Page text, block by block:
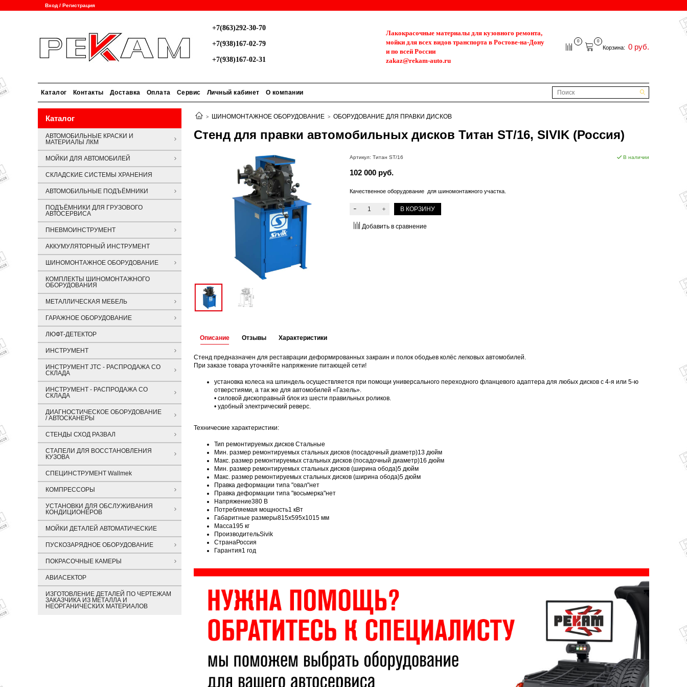
Вход / Регистрация
+7(863)292-30-70
+7(938)167-02-79
+7(938)167-02-31
Лакокрасочные материалы для кузовного ремонта,
мойки для всех видов транспорта в Ростове-на-Дону
и по всей России
zakaz@rekam-auto.ru
0 0
Корзина: 0 руб.
Каталог Контакты Доставка Оплата Сервис Личный кабинет О компании
ШИНОМОНТАЖНОЕ ОБОРУДОВАНИЕ ОБОРУДОВАНИЕ ДЛЯ ПРАВКИ ДИСКОВ
Стенд для правки автомобильных дисков Титан ST/16, SIVIK (Россия)
Артикул: Титан ST/16 В наличии
102 000 руб.
Качественное оборудование для шиномонтажного участка.
В КОРЗИНУ
Добавить в сравнение
Описание
Стенд предназначен для реставрации деформированных закраин и полок ободьев колёс легковых автомобилей.
При заказе товара уточняйте напряжение питающей сети!
установка колеса на шпиндель осуществляется при помощи универсального переходного фланцевого адаптера для любых дисков с 4-я или 5-ю
отверстиями, а так же для автомобилей «Газель».
• силовой дископравный блок из шести правильных роликов.
• удобный электрический реверс.
Технические характеристики:
Тип ремонтируемых дисков Стальные
Мин. размер ремонтируемых стальных дисков (посадочный диаметр)13 дюйм
Макс. размер ремонтируемых стальных дисков (посадочный диаметр)16 дюйм
Мин. размер ремонтируемых стальных дисков (ширина обода)5 дюйм
Макс. размер ремонтируемых стальных дисков (ширина обода)5 дюйм
Правка деформации типа "овал"нет
Правка деформации типа "восьмерка"нет
Напряжение380 В
Потребляемая мощность1 кВт
Габаритные размеры815х595х1015 мм
Масса195 кг
ПроизводительSivik
СтранаРоссия
Гарантия1 год
Отзывы Характеристики
Каталог
АВТОМОБИЛЬНЫЕ КРАСКИ И
МАТЕРИАЛЫ ЛКМ
МОЙКИ ДЛЯ АВТОМОБИЛЕЙ
СКЛАДСКИЕ СИСТЕМЫ ХРАНЕНИЯ
АВТОМОБИЛЬНЫЕ ПОДЪЁМНИКИ
ПОДЪЁМНИКИ ДЛЯ ГРУЗОВОГО
АВТОСЕРВИСА
ПНЕВМОИНСТРУМЕНТ
АККУМУЛЯТОРНЫЙ ИНСТРУМЕНТ
ШИНОМОНТАЖНОЕ ОБОРУДОВАНИЕ
КОМПЛЕКТЫ ШИНОМОНТАЖНОГО
ОБОРУДОВАНИЯ
МЕТАЛЛИЧЕСКАЯ МЕБЕЛЬ
ГАРАЖНОЕ ОБОРУДОВАНИЕ
ЛЮФТ-ДЕТЕКТОР
ИНСТРУМЕНТ
ИНСТРУМЕНТ JTC - РАСПРОДАЖА СО
СКЛАДА
ИНСТРУМЕНТ - РАСПРОДАЖА СО
СКЛАДА
ДИАГНОСТИЧЕСКОЕ ОБОРУДОВАНИЕ
/ АВТОСКАНЕРЫ
СТЕНДЫ СХОД РАЗВАЛ
СТАПЕЛИ ДЛЯ ВОССТАНОВЛЕНИЯ
КУЗОВА
СПЕЦИНСТРУМЕНТ Wallmek
КОМПРЕССОРЫ
УСТАНОВКИ ДЛЯ ОБСЛУЖИВАНИЯ
КОНДИЦИОНЕРОВ
МОЙКИ ДЕТАЛЕЙ АВТОМАТИЧЕСКИЕ
ПУСКОЗАРЯДНОЕ ОБОРУДОВАНИЕ
ПОКРАСОЧНЫЕ КАМЕРЫ
АВИАСЕКТОР
ИЗГОТОВЛЕНИЕ ДЕТАЛЕЙ ПО ЧЕРТЕЖАМ
ЗАКАЗЧИКА ИЗ МЕТАЛЛА И
НЕОРГАНИЧЕСКИХ МАТЕРИАЛОВ